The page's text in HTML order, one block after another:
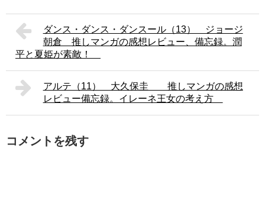
ダンス・ダンス・ダンスール（13） ジョージ
朝倉 推しマンガの感想レビュー、備忘録。潤
平と夏姫が素敵！
アルテ（11） 大久保圭 推しマンガの感想
レビュー備忘録。イレーネ王女の考え方
コメントを残す